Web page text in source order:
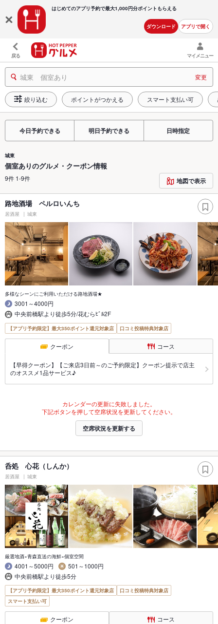
はじめてのアプリ予約で最大1,000円分ポイントもらえる
ダウンロード アプリで開く
戻る マイメニュー
城東 個室あり 変更
絞り込む ポイントがつかえる スマート支払い可
今日予約できる 明日予約できる 日時指定
城東
個室ありのグルメ・クーポン情報
9件 1-9件 地図で表示
路地酒場 ペルロいんち
居酒屋 城東
多様なシーンにご利用いただける路地酒場★
3001～4000円
中央前橋駅より徒歩5分/花むらﾋﾞﾙ2F
【アプリ予約限定】最大350ポイント還元対象店 口コミ投稿特典対象店
クーポン コース
【早得クーポン】【ご来店3日前～のご予約限定】クーポン提示で店主
のオススメ1品サービス♪
カレンダーの更新に失敗しました。
下記ボタンを押して空席状況を更新してください。
空席状況を更新する
呑処 心花（しんか）
居酒屋 城東
厳選地酒×青森直送の海鮮×個室空間
4001～5000円
501～1000円
中央前橋駅より徒歩5分
【アプリ予約限定】最大350ポイント還元対象店
口コミ投稿特典対象店
スマート支払い可
クーポン コース